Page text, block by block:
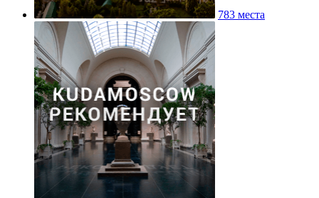
783 места